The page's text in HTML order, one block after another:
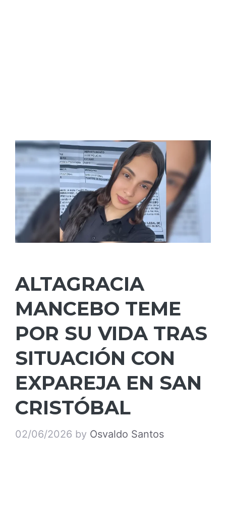
ALTAGRACIA
MANCEBO TEME
POR SU VIDA TRAS
SITUACIÓN CON
EXPAREJA EN SAN
CRISTÓBAL
02/06/2026 by Osvaldo Santos